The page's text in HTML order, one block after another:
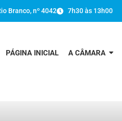
Branco, nº 4042 7h30 às 13h00
PÁGINA INICIAL A CÂMARA